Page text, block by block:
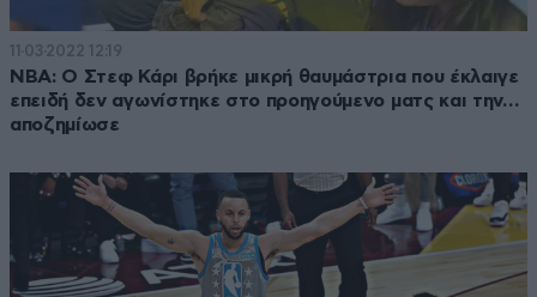
11·03·2022 12:19
NBA: Ο Στεφ Κάρι βρήκε μικρή θαυμάστρια που έκλαιγε
επειδή δεν αγωνίστηκε στο προηγούμενο ματς και την…
αποζημίωσε